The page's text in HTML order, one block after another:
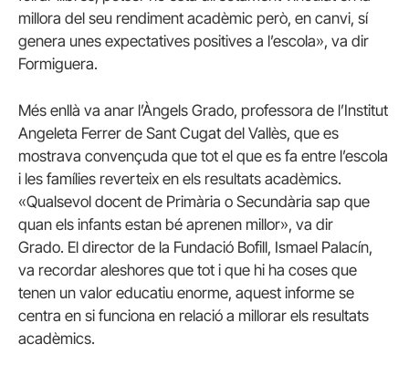
millora del seu rendiment acadèmic però, en canvi, sí
genera unes expectatives positives a l’escola», va dir
Formiguera.
Més enllà va anar l’Àngels Grado, professora de l’Institut
Angeleta Ferrer de Sant Cugat del Vallès, que es
mostrava convençuda que tot el que es fa entre l’escola
i les famílies reverteix en els resultats acadèmics.
«Qualsevol docent de Primària o Secundària sap que
quan els infants estan bé aprenen millor», va dir
Grado. El director de la Fundació Bofill, Ismael Palacín,
va recordar aleshores que tot i que hi ha coses que
tenen un valor educatiu enorme, aquest informe se
centra en si funciona en relació a millorar els resultats
acadèmics.